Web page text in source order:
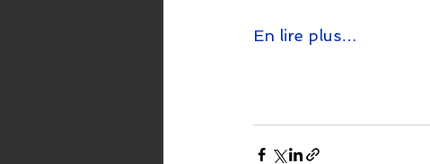
En lire plus…